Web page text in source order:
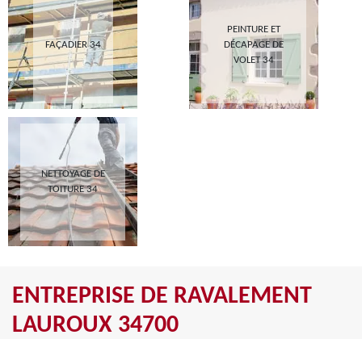
FAÇADIER 34
PEINTURE ET
DÉCAPAGE DE
VOLET 34
NETTOYAGE DE
TOITURE 34
ENTREPRISE DE RAVALEMENT
LAUROUX 34700